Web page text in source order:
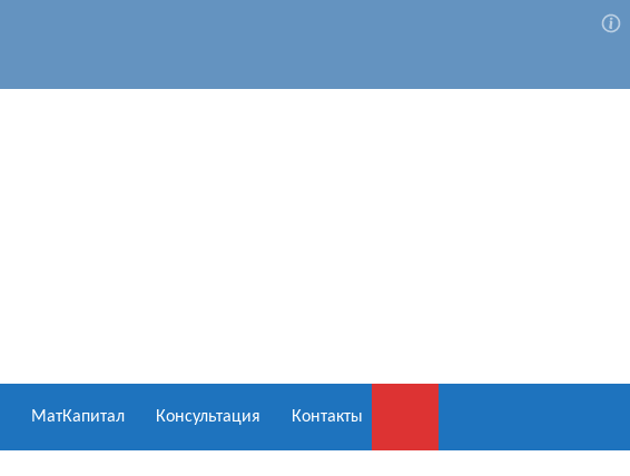
МатКапитал Консультация Контакты